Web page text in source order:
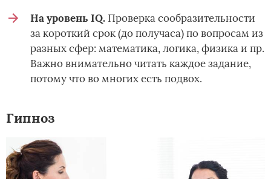
На уровень IQ. Проверка сообразительности
за короткий срок (до получаса) по вопросам из
разных сфер: математика, логика, физика и пр.
Важно внимательно читать каждое задание,
потому что во многих есть подвох.
Гипноз